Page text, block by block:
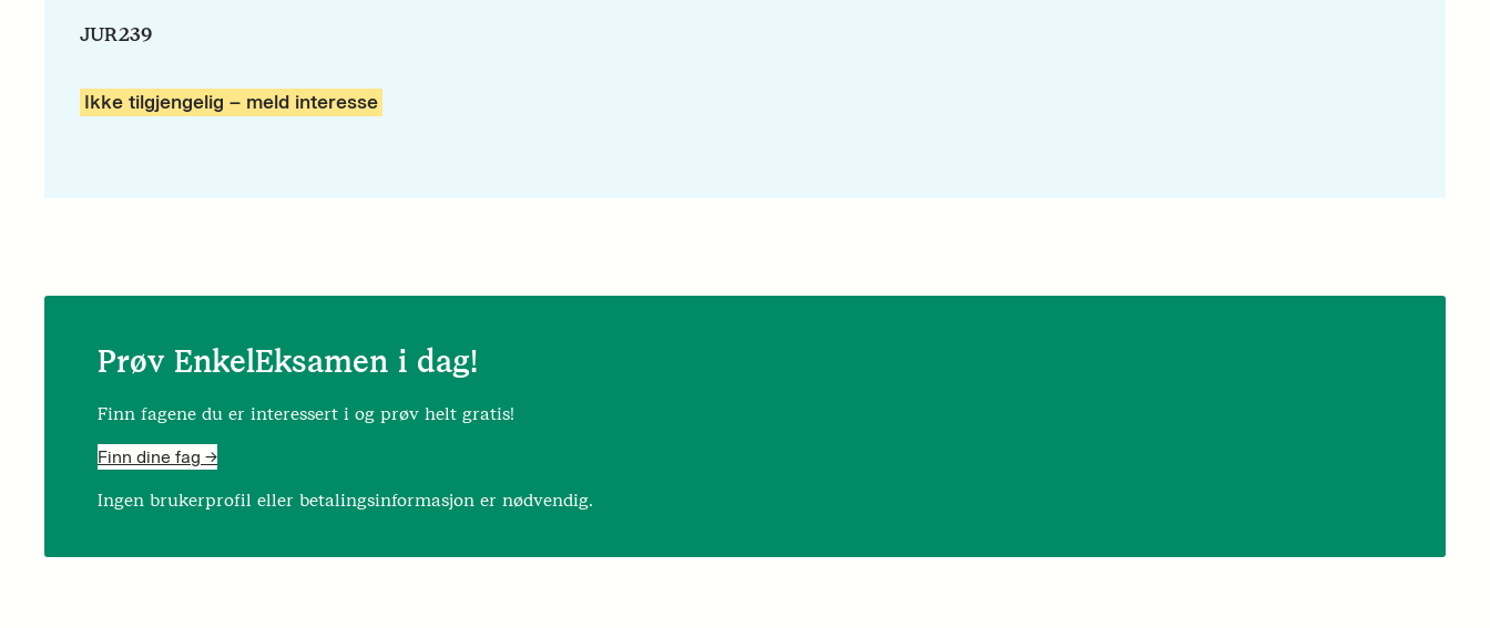
JUR239
Ikke tilgjengelig – meld interesse
Prøv EnkelEksamen i dag!
Finn fagene du er interessert i og prøv helt gratis!
Finn dine fag ->
Ingen brukerprofil eller betalingsinformasjon er nødvendig.